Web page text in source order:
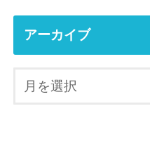
アーカイブ